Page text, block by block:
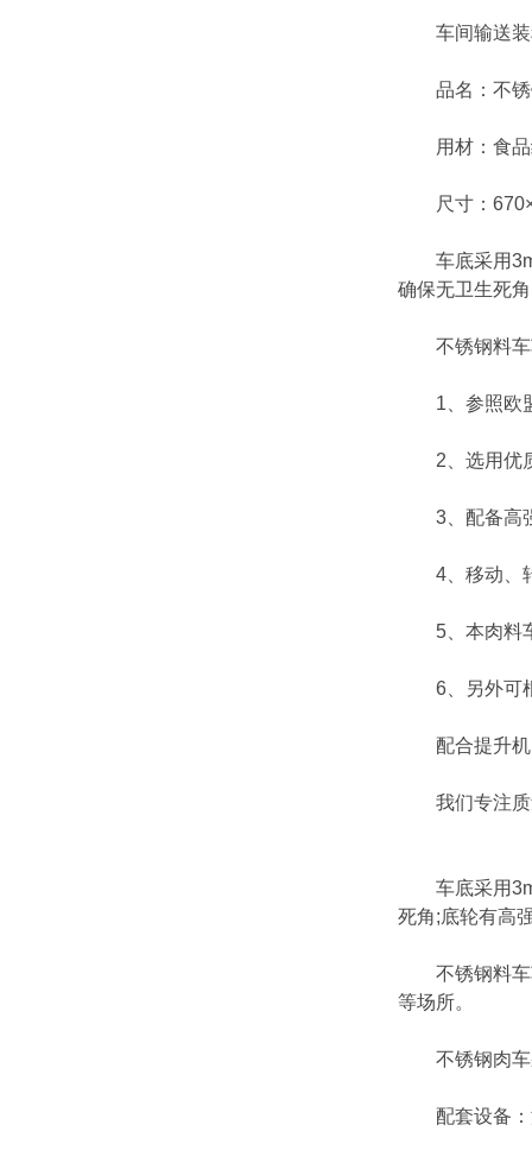
车间输送装
品名：不锈
用材：食品
尺寸：
车底采用
确保无卫生死
不锈钢料车
1、参照欧盟
2、选用优质
3、配备高强
4、移动、
5、本肉料车
6、另外可根
配合提升机
我们专注质
车底采用
死角;底轮有高
不锈钢料车车
等场所。
不锈钢肉车
配套设备：